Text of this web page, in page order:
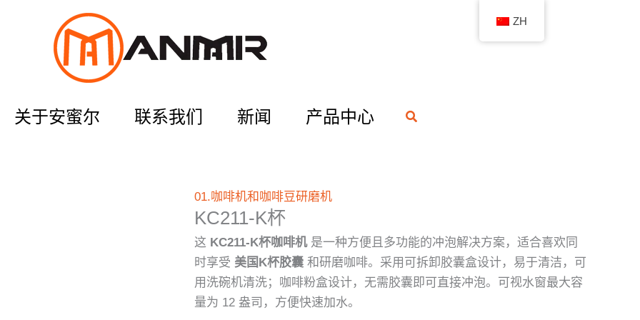
关于安蜜尔 联系我们 新闻 产品中心
搜
01.咖啡机和咖啡豆研磨机
KC211-K杯
这 KC211-K杯咖啡机是一种方便且多功能的冲泡解决方案，适合喜欢同
时享受 美国K杯胶囊 和研磨咖啡。采用可拆卸胶囊盒设计，易于清洁，可
用洗碗机清洗；咖啡粉盒设计，无需胶囊即可直接冲泡。可视水窗最大容
量为 12 盎司，方便快速加水。
ZH